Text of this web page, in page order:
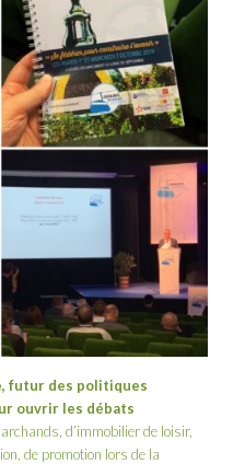
futur des politiques
ouvrir les débats
d’immobilier de loisir,
de promotion lors de la